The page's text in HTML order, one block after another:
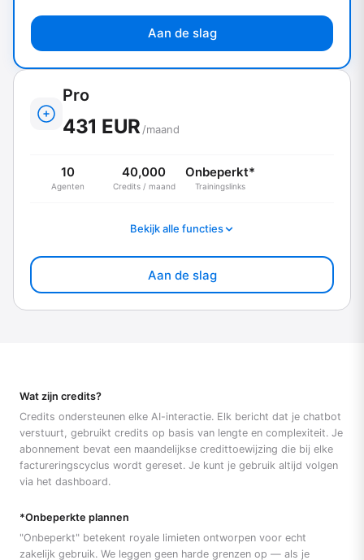
Aan de slag
Pro
431 EUR /maand
10
Agenten
40,000
Credits / maand
Onbeperkt*
Trainingslinks
Bekijk alle functies
Aan de slag
Wat zijn credits?
Credits ondersteunen elke AI-interactie. Elk bericht dat je chatbot
verstuurt, gebruikt credits op basis van lengte en complexiteit. Je
abonnement bevat een maandelijkse credittoewijzing die bij elke
factureringscyclus wordt gereset. Je kunt je gebruik altijd volgen
via het dashboard.
*Onbeperkte plannen
"Onbeperkt" betekent royale limieten ontworpen voor echt
zakelijk gebruik. We leggen geen harde grenzen op — als je